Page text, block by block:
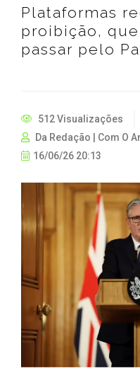
Plataformas
proibição,
passar pelo
512 Visualizações
Da Redação | Com O
16/06/26 20:13